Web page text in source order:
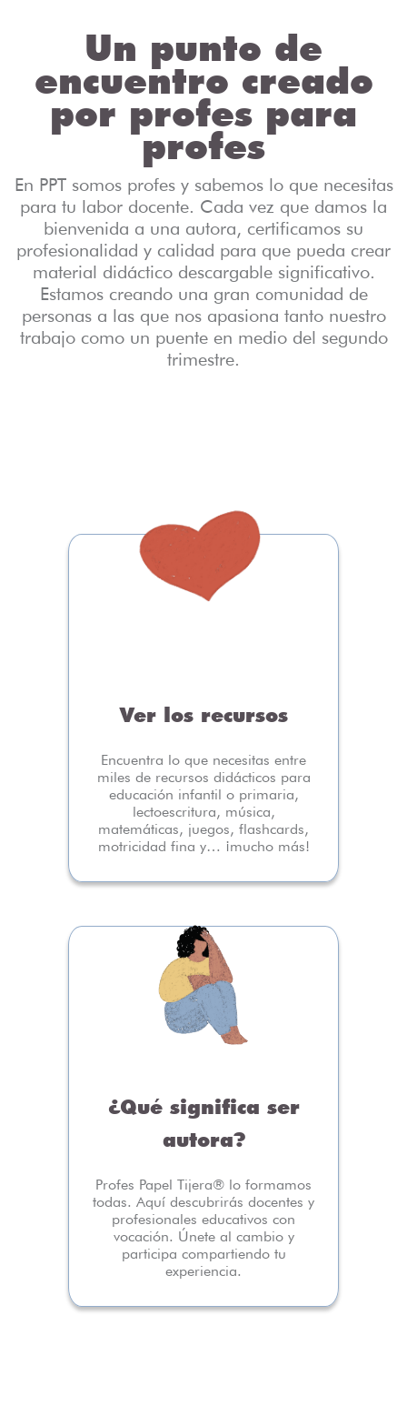
Un punto de
encuentro creado
por profes para
profes
En PPT somos profes y sabemos lo que necesitas
para tu labor docente. Cada vez que damos la
bienvenida a una autora, certificamos su
profesionalidad y calidad para que pueda crear
material didáctico descargable significativo.
Estamos creando una gran comunidad de
personas a las que nos apasiona tanto nuestro
trabajo como un puente en medio del segundo
trimestre.
Ver los recursos
Encuentra lo que necesitas entre
miles de recursos didácticos para
educación infantil o primaria,
lectoescritura, música,
matemáticas, juegos, flashcards,
motricidad fina y… ¡mucho más!
¿Qué significa ser
autora?
Profes Papel Tijera® lo formamos
todas. Aquí descubrirás docentes y
profesionales educativos con
vocación. Únete al cambio y
participa compartiendo tu
experiencia.